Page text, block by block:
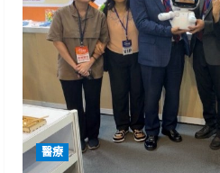
醫療